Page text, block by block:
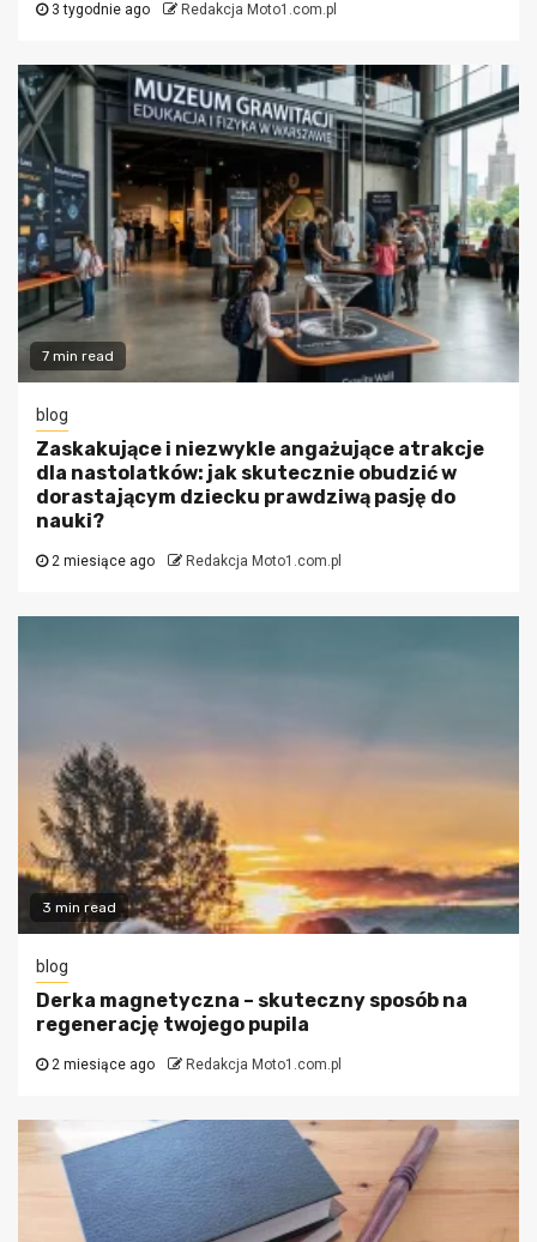
3 tygodnie ago Redakcja Moto1.com.pl
7 min read
blog
Zaskakujące i niezwykle angażujące atrakcje
dla nastolatków: jak skutecznie obudzić w
dorastającym dziecku prawdziwą pasję do
nauki?
2 miesiące ago Redakcja Moto1.com.pl
3 min read
blog
Derka magnetyczna – skuteczny sposób na
regenerację twojego pupila
2 miesiące ago Redakcja Moto1.com.pl